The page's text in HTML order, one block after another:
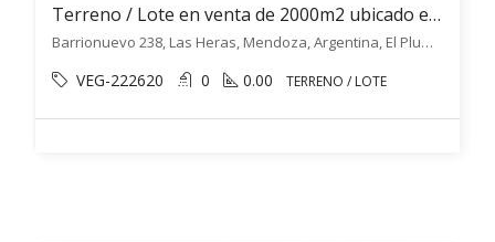
Terreno / Lote en venta de 2000m2 ubicado en El Plumerillo
Barrionuevo 238, Las Heras, Mendoza, Argentina, El Plumerillo, Las Heras
VEG-222620 0 0.00 TERRENO / LOTE